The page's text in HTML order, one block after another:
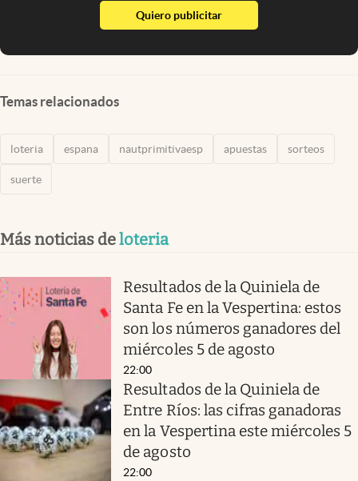
Quiero publicitarabre en nueva pestaña
Temas relacionados
loteria espana nautprimitivaesp apuestas sorteos
suerte
Más noticias deloteria
Resultados de la Quiniela de
Santa Fe en la Vespertina: estos
son los números ganadores del
miércoles 5 de agosto
22:00
Resultados de la Quiniela de
Entre Ríos: las cifras ganadoras
en la Vespertina este miércoles 5
de agosto
22:00